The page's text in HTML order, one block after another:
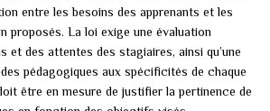
entre les besoins des apprenants et les
proposés. La loi exige une évaluation
et des attentes des stagiaires, ainsi qu’une
pédagogiques aux spécificités de chaque
être en mesure de justifier la pertinence de